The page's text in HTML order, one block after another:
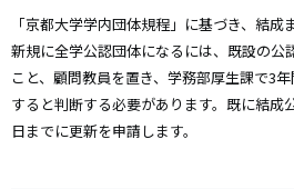
「京都大学学内団体規程」に基づき、結成
新規に全学公認団体になるには、既設の公
こと、顧問教員を置き、学務部厚生課で3
すると判断する必要があります。既に結成
日までに更新を申請します。